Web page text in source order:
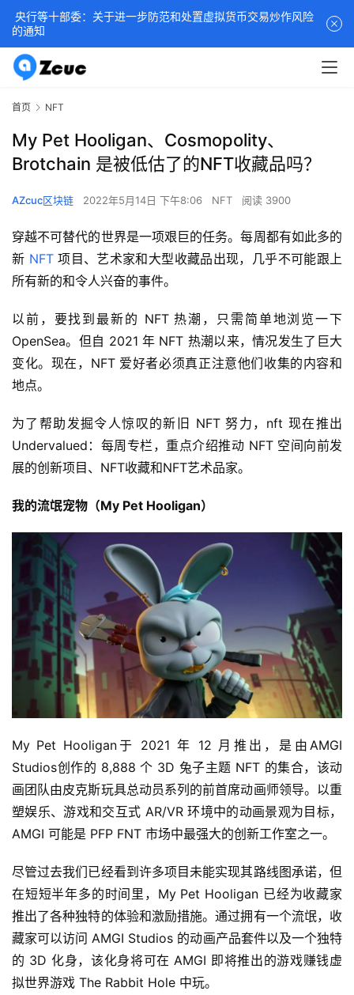
首页 NFT
My Pet Hooligan、Cosmopolity、
Brotchain 是被低估了的NFT收藏品吗？
AZcuc区块链 2022年5月14日 下午8:06 NFT 阅读 3900
穿越不可替代的世界是一项艰巨的任务。每周都有如此多的
新 NFT 项目、艺术家和大型收藏品出现，几乎不可能跟上
所有新的和令人兴奋的事件。
以前，要找到最新的 NFT 热潮，只需简单地浏览一下
OpenSea。但自 2021 年 NFT 热潮以来，情况发生了巨大
变化。现在，NFT 爱好者必须真正注意他们收集的内容和
地点。
为了帮助发掘令人惊叹的新旧 NFT 努力，nft 现在推出
Undervalued：每周专栏，重点介绍推动 NFT 空间向前发
展的创新项目、NFT收藏和NFT艺术品家。
我的流氓宠物（My Pet Hooligan）
My Pet Hooligan于 2021 年 12 月推出，是由AMGI
Studios创作的 8,888 个 3D 兔子主题 NFT 的集合，该动
画团队由皮克斯玩具总动员系列的前首席动画师领导。以重
塑娱乐、游戏和交互式 AR/VR 环境中的动画景观为目标，
AMGI 可能是 PFP FNT 市场中最强大的创新工作室之一。
尽管过去我们已经看到许多项目未能实现其路线图承诺，但
在短短半年多的时间里，My Pet Hooligan 已经为收藏家
推出了各种独特的体验和激励措施。通过拥有一个流氓，收
藏家可以访问 AMGI Studios 的动画产品套件以及一个独特
的 3D 化身，该化身将可在 AMGI 即将推出的游戏赚钱虚
拟世界游戏 The Rabbit Hole 中玩。
央行等十部委：关于进一步防范和处置虚拟货币交易炒作风险
的通知